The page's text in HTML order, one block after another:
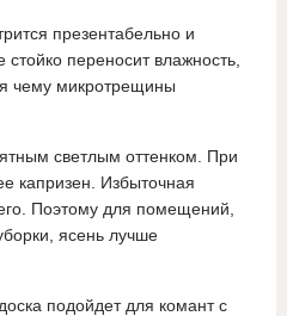
презентабельно и
переносит влажность,
чему микротрещины
светлым оттенком. При
капризен. Избыточная
Поэтому для помещений,
ясень лучше
подойдет для комант с